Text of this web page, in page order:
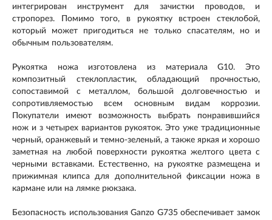
интегрирован инструмент для зачистки проводов, и
стропорез. Помимо того, в рукоятку встроен стеклобой,
который может пригодиться не только спасателям, но и
обычным пользователям.
Рукоятка ножа изготовлена из материала G10. Это
композитный стеклопластик, обладающий прочностью,
сопоставимой с металлом, большой долговечностью и
сопротивляемостью всем основным видам коррозии.
Покупатели имеют возможность выбрать понравившийся
нож и з четырех вариантов рукояток. Это уже традиционные
черный, оранжевый и темно-зеленый, а также яркая и хорошо
заметная на любой поверхности рукоятка желтого цвета с
черными вставками. Естественно, на рукоятке размещена и
прижимная клипса для дополнительной фиксации ножа в
кармане или на лямке рюкзака.
Безопасность использования Ganzo G735 обеспечивает замок